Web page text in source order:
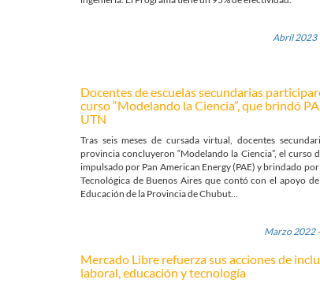
Abril 2023
Docentes de escuelas secundarias
curso “Modelando la Ciencia”, que brindó
UTN
Tras seis meses de cursada virtual, docentes
provincia concluyeron “Modelando la Ciencia”, el curso
impulsado por Pan American Energy (PAE) y brindado
Tecnológica de Buenos Aires que contó con el apoyo
Educación de la Provincia de Chubut…
Marzo 2022
Mercado Libre refuerza sus acciones de
laboral, educación y tecnología